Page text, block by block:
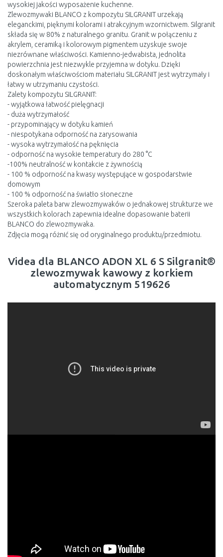
wysokiej jakości wyposażenie kuchenne.
Zlewozmywaki BLANCO z kompozytu SILGRANIT urzekają
eleganckimi, pięknymi kolorami i atrakcyjnym wzornictwem. Silgranit
składa się w 80% z naturalnego granitu. Granit w połączeniu z
akrylem, ceramiką i kolorowym pigmentem uzyskuje swoje
niezrównane właściwości. Kamienno-jedwabista, jednolita
powierzchnia jest niezwykle przyjemna w dotyku. Dzięki
doskonałym właściwościom materiału SILGRANIT jest wytrzymały i
łatwy w utrzymaniu czystości.
Zalety kompozytu SILGRANIT:
- wyjątkowa łatwość pielęgnacji
- duża wytrzymałość
- przypominający w dotyku kamień
- niespotykana odporność na zarysowania
- wysoka wytrzymałość na pęknięcia
- odporność na wysokie temperatury do 280 °C
-100% neutralność w kontakcie z żywnością
- 100 % odporność na kwasy występujące w gospodarstwie
domowym
- 100 % odporność na światło słoneczne
Szeroka paleta barw zlewozmywaków o jednakowej strukturze we
wszystkich kolorach zapewnia idealne dopasowanie baterii
BLANCO do zlewozmywaka.
Zdjęcia mogą różnić się od oryginalnego produktu/przedmiotu.
Videa dla BLANCO ADON XL 6 S Silgranit®
zlewozmywak kawowy z korkiem
automatycznym 519626